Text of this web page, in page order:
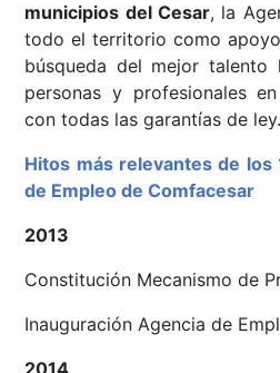
municipios del Cesar, la
todo el territorio como
búsqueda del mejor
personas y profesionales
con todas las garantías de ley.
Hitos más relevantes de los
de Empleo de Comfacesar
2013
Constitución Mecanismo de
Inauguración Agencia de